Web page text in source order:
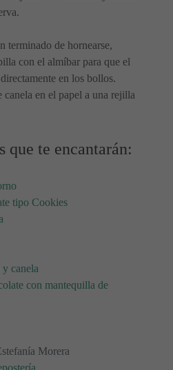
terminado de hornearse,
con el almíbar para que el
en los bollos.
en el papel a una rejilla
que te encantarán:
tipo Cookies
y canela
con mantequilla de
Morera